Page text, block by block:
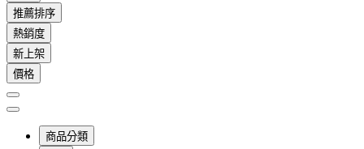
推薦排序
熱銷度
新上架
價格
商品分類